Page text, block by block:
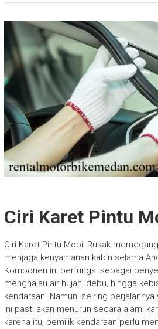
Ciri Karet Pintu
Ciri Karet Pintu Mobil Rusak
menjaga kenyamanan kabin selama
Komponen ini berfungsi sebagai
menghalau air hujan, debu, hingga
kendaraan. Namun, seiring
ini pasti akan menurun secara alami
karena itu, pemilik kendaraan perlu